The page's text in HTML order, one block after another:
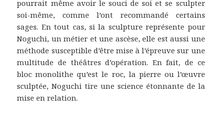
pourrait même avoir le souci de soi et se sculpter
soi-même, comme l’ont recommandé certains
sages. En tout cas, si la sculpture représente pour
Noguchi, un métier et une ascèse, elle est aussi une
méthode susceptible d’être mise à l’épreuve sur une
multitude de théâtres d’opération. En fait, de ce
bloc monolithe qu’est le roc, la pierre ou l’œuvre
sculptée, Noguchi tire une science étonnante de la
mise en relation.